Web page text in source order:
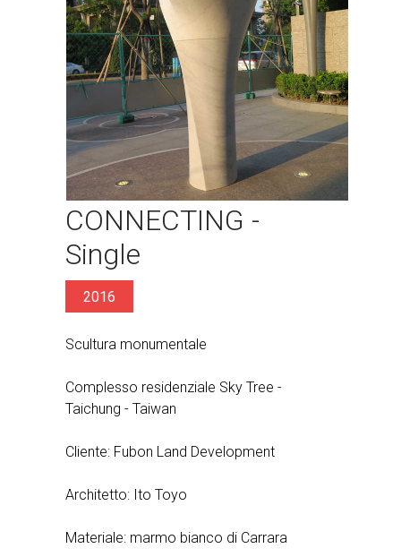
CONNECTING -
Single
2016
Scultura monumentale
Complesso residenziale Sky Tree -
Taichung - Taiwan
Cliente: Fubon Land Development
Architetto: Ito Toyo
Materiale: marmo bianco di Carrara